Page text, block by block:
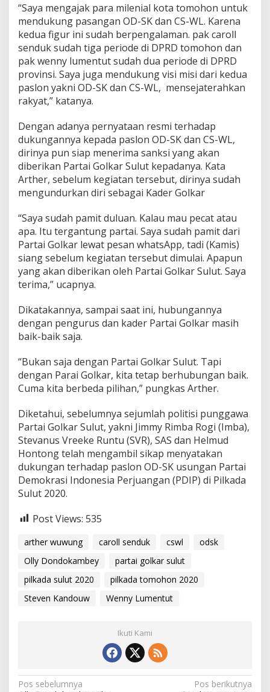
D
-
S
K
,
C
S
-
i
P
i
l
k
a
d
2
0
2
0
“Saya mengajak para milenial kota tomohon untuk
mendukung pasangan OD-SK dan CS-WL. Karena
kedua figur ini sudah berpengalaman. pak caroll
senduk sudah tiga periode di DPRD tomohon dan
pak wenny lumentut sudah dua periode di DPRD
provinsi. Saya juga mendukung visi misi dari kedua
paslon yakni OD-SK dan CS-WL, mensejaterahkan
rakyat,” katanya.
Dengan adanya pernyataan resmi terhadap
dukungannya kepada paslon OD-SK dan CS-WL,
dirinya pun siap menerima sanksi yang akan
diberikan Partai Golkar Sulut kepadanya. Kata
Arther, sebelum kegiatan tersebut, dirinya sudah
mengundurkan diri sebagai Kader Golkar
“Saya sudah pamit duluan. Kalau mau pecat atau
apa. Itu tergantung partai. Saya sudah pamit dari
Partai Golkar lewat pesan whatsApp, tadi (Kamis)
siang sebelum kegiatan tersebut dimulai. Apapun
yang akan diberikan oleh Partai Golkar Sulut. Saya
terima,” ucapnya.
Dikatakannya, sampai saat ini, hubungannya
dengan pengurus dan kader Partai Golkar masih
baik-baik saja.
“Bukan saja dengan Partai Golkar Sulut. Tapi
dengan Parai Golkar, kita tetap berhubungan baik.
Cuma kita berbeda pilihan,” pungkas Arther.
Diketahui, sebelumnya sejumlah politisi punggawa
Partai Golkar Sulut, yakni Jimmy Rimba Rogi (Imba),
Stevanus Vreeke Runtu (SVR), SAS dan Helmud
Hontong telah mengambil sikap menyatakan
dukungan terhadap paslon OD-SK usungan Partai
Demokrasi Indonesia Perjuangan (PDIP) di Pilkada
Sulut 2020.
Post Views: 535
arther wuwung caroll senduk cswl
odsk
Olly Dondokambey
partai golkar sulut
pilkada sulut 2020
pilkada tomohon 2020
Steven Kandouw
Wenny Lumentut
Ikuti Kami
N
Pos sebelumnya
Pos berikutnya